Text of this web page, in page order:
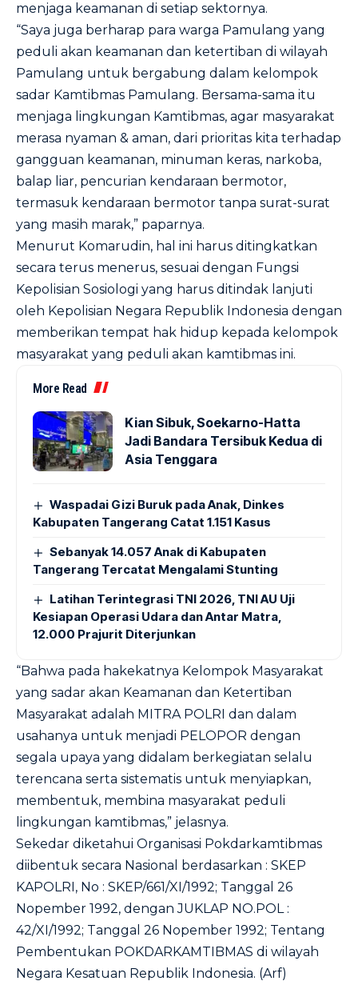
menjaga keamanan di setiap sektornya.
“Saya juga berharap para warga Pamulang yang
peduli akan keamanan dan ketertiban di wilayah
Pamulang untuk bergabung dalam kelompok
sadar Kamtibmas Pamulang. Bersama-sama itu
menjaga lingkungan Kamtibmas, agar masyarakat
merasa nyaman & aman, dari prioritas kita terhadap
gangguan keamanan, minuman keras, narkoba,
balap liar, pencurian kendaraan bermotor,
termasuk kendaraan bermotor tanpa surat-surat
yang masih marak,” paparnya.
Menurut Komarudin, hal ini harus ditingkatkan
secara terus menerus, sesuai dengan Fungsi
Kepolisian Sosiologi yang harus ditindak lanjuti
oleh Kepolisian Negara Republik Indonesia dengan
memberikan tempat hak hidup kepada kelompok
masyarakat yang peduli akan kamtibmas ini.
More Read
Kian Sibuk, Soekarno-Hatta
Jadi Bandara Tersibuk Kedua di
Asia Tenggara
Waspadai Gizi Buruk pada Anak, Dinkes
Kabupaten Tangerang Catat 1.151 Kasus
Sebanyak 14.057 Anak di Kabupaten
Tangerang Tercatat Mengalami Stunting
Latihan Terintegrasi TNI 2026, TNI AU Uji
Kesiapan Operasi Udara dan Antar Matra,
12.000 Prajurit Diterjunkan
“Bahwa pada hakekatnya Kelompok Masyarakat
yang sadar akan Keamanan dan Ketertiban
Masyarakat adalah MITRA POLRI dan dalam
usahanya untuk menjadi PELOPOR dengan
segala upaya yang didalam berkegiatan selalu
terencana serta sistematis untuk menyiapkan,
membentuk, membina masyarakat peduli
lingkungan kamtibmas,” jelasnya.
Sekedar diketahui Organisasi Pokdarkamtibmas
diibentuk secara Nasional berdasarkan : SKEP
KAPOLRI, No : SKEP/661/XI/1992; Tanggal 26
Nopember 1992, dengan JUKLAP NO.POL :
42/XI/1992; Tanggal 26 Nopember 1992; Tentang
Pembentukan POKDARKAMTIBMAS di wilayah
Negara Kesatuan Republik Indonesia. (Arf)